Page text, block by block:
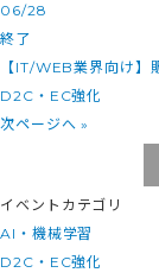
06/28
終了
【IT/WEB業界向け】
D2C・EC強化
次ページへ »
イベントカテゴリ
AI・機械学習
D2C・EC強化